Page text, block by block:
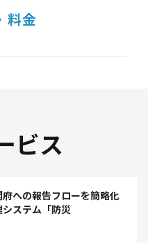
料金
ビス
への報告フローを簡略化
ステム「防災